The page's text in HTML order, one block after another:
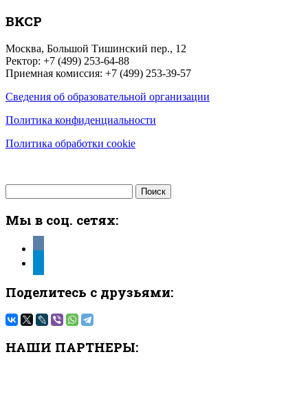
ВКСР
Москва, Большой Тишинский пер., 12
Ректор: +7 (499) 253-64-88
Приемная комиссия: +7 (499) 253-39-57
Сведения об образовательной организации
Политика конфиденциальности
Политика обработки cookie
Мы в соц. сетях:
Поделитесь с друзьями:
НАШИ ПАРТНЕРЫ: